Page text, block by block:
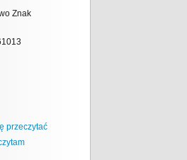
Znak
przeczytać